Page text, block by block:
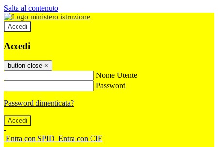
Salta al contenuto
Accedi
Accedi
button close ×
Nome Utente
Password
Password dimenticata?
-
Entra con SPID Entra con CIE